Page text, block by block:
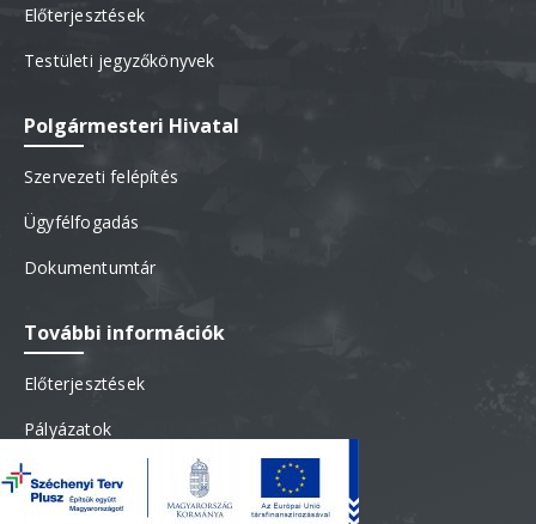
Előterjesztések
Testületi jegyzőkönyvek
Polgármesteri Hivatal
Szervezeti felépítés
Ügyfélfogadás
Dokumentumtár
További információk
Előterjesztések
Pályázatok
Testületi jegyzőkönyvek